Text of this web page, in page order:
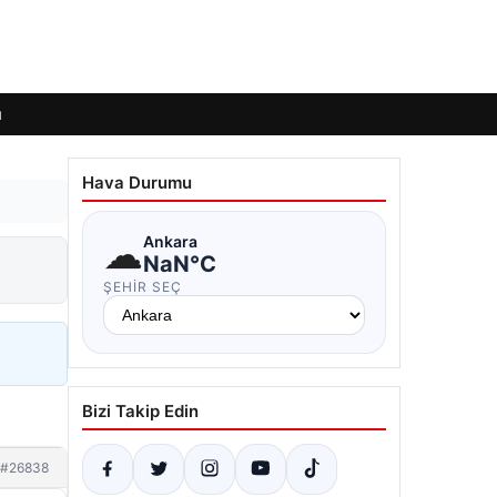
#26838
Hava Durumu
☁Ankara
NaN°C
ŞEHIR SEÇ
Bizi Takip Edin